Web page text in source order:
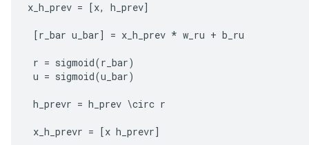
x_h_prev = [x, h_prev]
[r_bar u_bar] = x_h_prev * w_ru + b_ru
r = sigmoid(r_bar)
u = sigmoid(u_bar)
h_prevr = h_prev \circ r
x_h_prevr = [x h_prevr]